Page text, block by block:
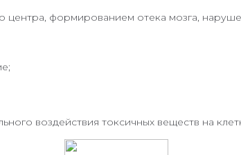
формированием отека мозга,
воздействия токсичных веществ на